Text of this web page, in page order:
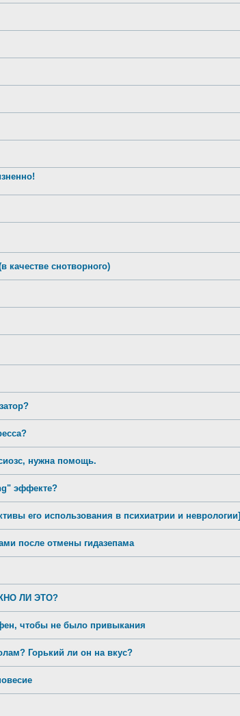
качестве снотворного)
нужна помощь.
эффекте?
его использования в психиатрии и неврологии]
после отмены гидазепама
ЛИ ЭТО?
чтобы не было привыкания
Горький ли он на вкус?